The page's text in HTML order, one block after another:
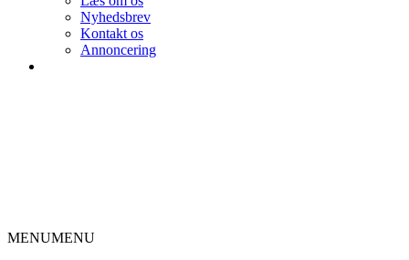
Nyhedsbrev
Kontakt os
Annoncering
MENUMENU